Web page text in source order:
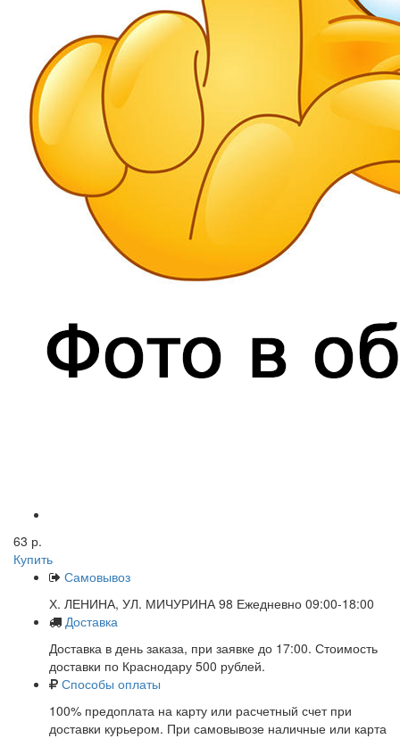
63 р.
Купить
Самовывоз
Х. ЛЕНИНА, УЛ. МИЧУРИНА 98 Ежедневно 09:00-18:00
Доставка
Доставка в день заказа, при заявке до 17:00. Стоимость
доставки по Краснодару 500 рублей.
Способы оплаты
100% предоплата на карту или расчетный счет при
доставки курьером. При самовывозе наличные или карта